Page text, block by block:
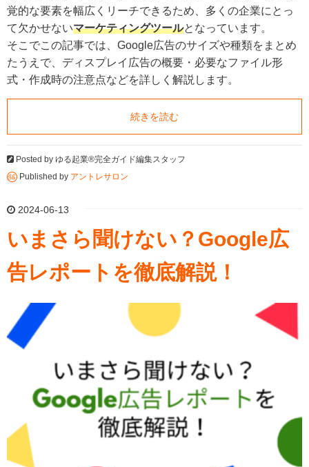
覚的な要素を幅広くリーチできるため、多くの企業にとっ
て欠かせないマーケティングツールとなっています。
そこでこの記事では、Google広告のサイズや種類をまとめ
たうえで、ディスプレイ広告の概要・必要なファイル形
式・作成時の注意点などを詳しく解説します。
続きを読む
Posted by ゆる起業®完全ガイド編集スタッフ
Published by アントレサロン
2024-06-13
いまさら聞けない？Google広
告レポートを徹底解説！